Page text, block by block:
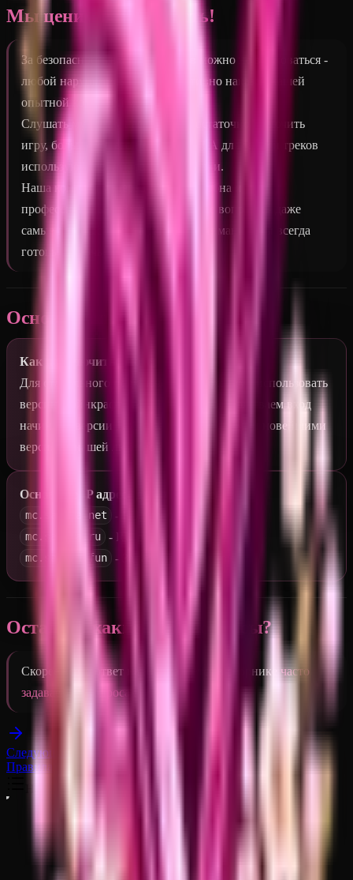
Мы ценим ванильность!
За безопасность ваших ресурсов можно не волноваться -
любой нарушитель будет оперативно наказан нашей
опытной командой модераторов.
Слушать музыку у нас просто: достаточно включить
игру, больше ничего не требуется! А для записи треков
используются виниловые пластинки.
Наша команда модерации дружелюбна и
профессиональна. Задавайте любые вопросы - даже
самые простые не останутся без внимания, мы всегда
готовы помочь!
Основная информация
Как подключиться к серверу?
Для стабильного подключения необходимо использовать
версию майнкрафт
, но мы поддерживаем вход
начиная с версии
, заканчивая самыми новейшими
версиями нашей любимой игры.
Основные IP адреса для подключения.
mc.sakeva.net - EU регион
mc.sakeva.ru - RU регион
mc.sakeva.fun - Запасной EU регион
Остались какие-либо вопросы?
Скорее всего ответ на них найдется в сборнике часто
задаваемых вопросах (F.A.Q.)
Следующая
Правила